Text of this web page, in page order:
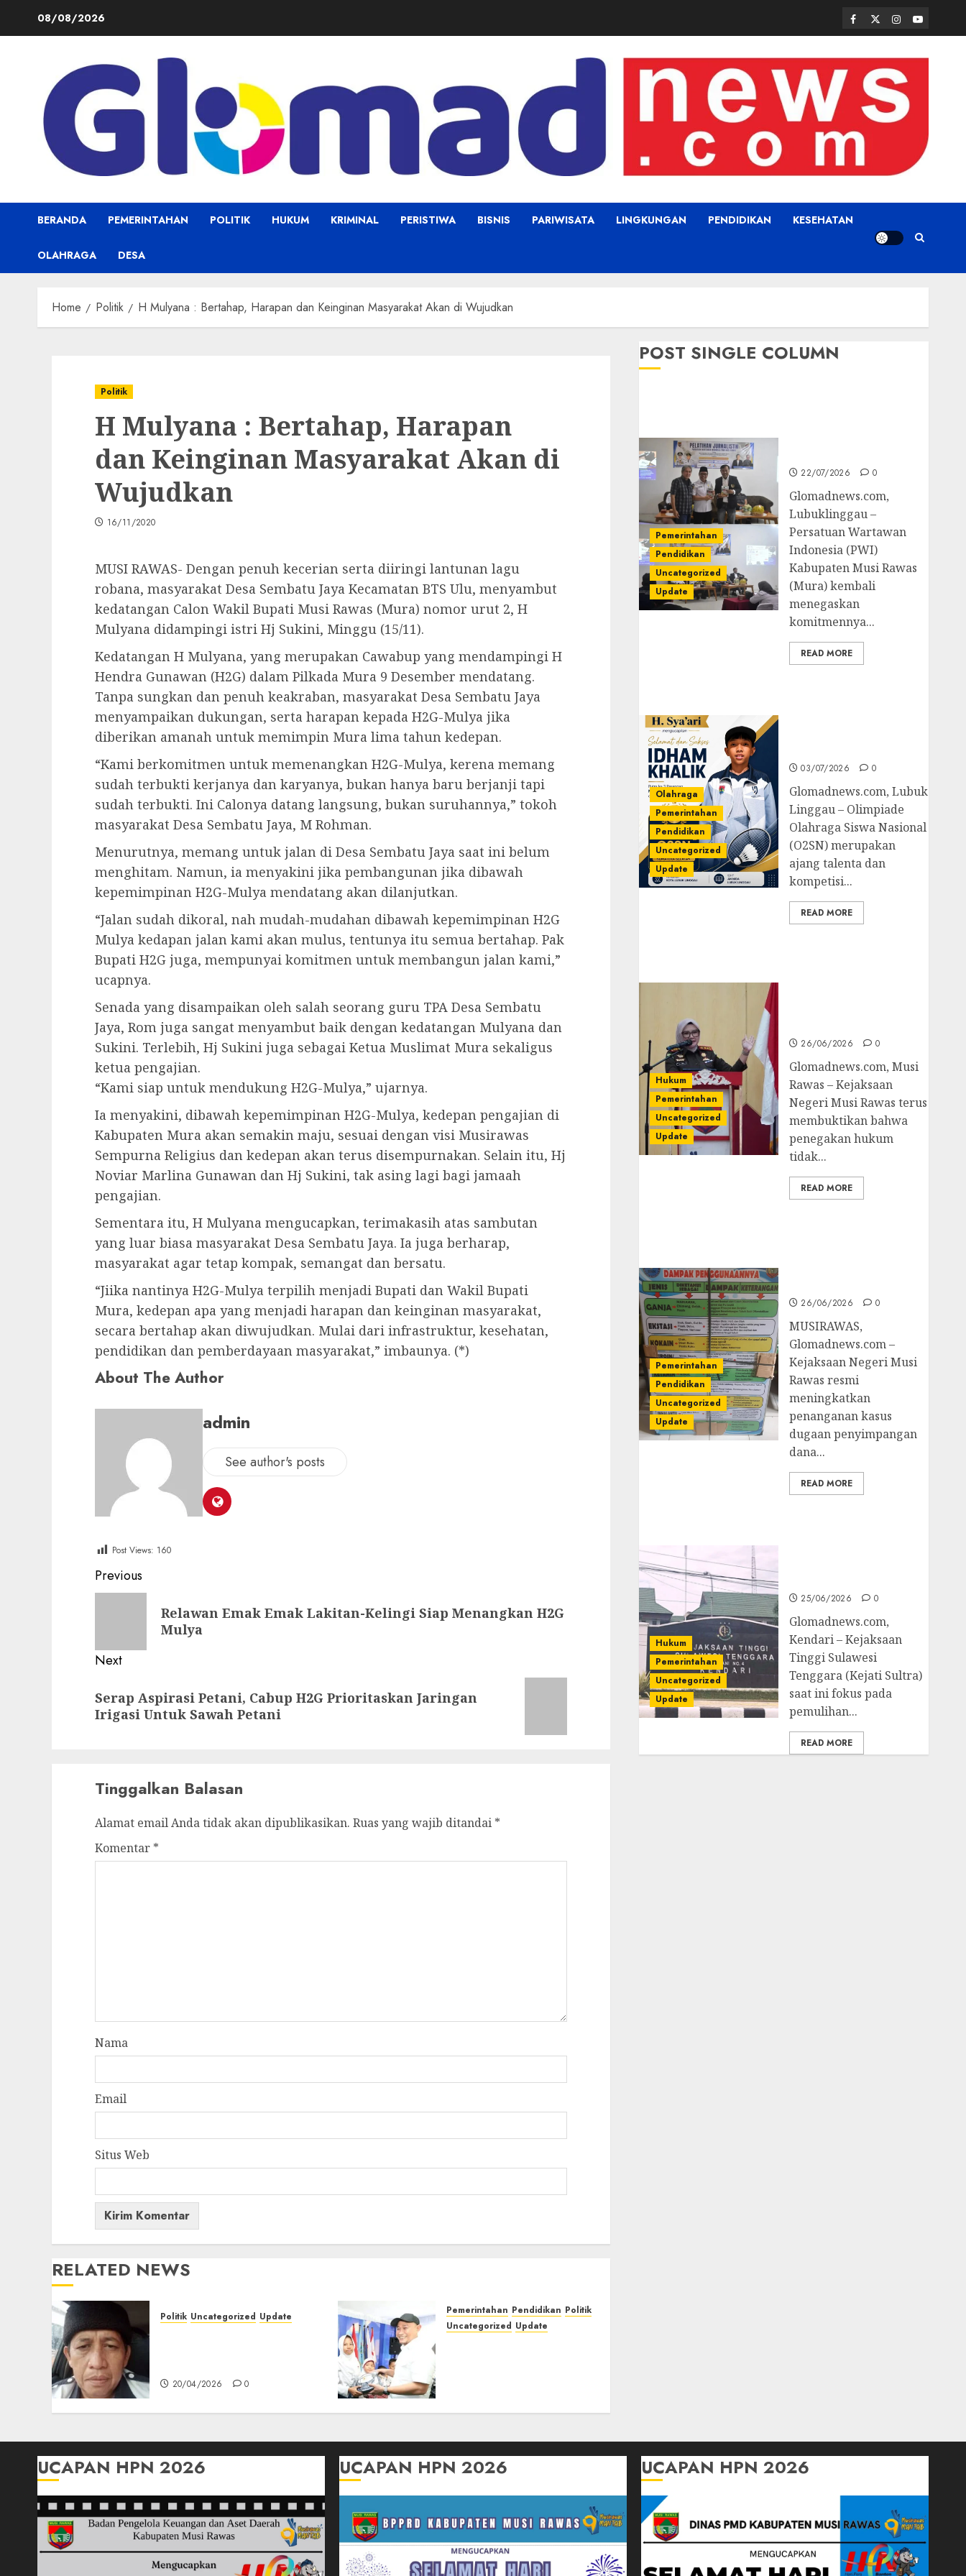
08/08/2026 Facebook
TwitterInstagram
Youtube
BERANDA PEMERINTAHAN POLITIK HUKUM KRIMINAL PERISTIWA BISNIS PARIWISATA LINGKUNGAN PENDIDIKAN KESEHATAN
OLAHRAGA DESA
Home Politik H Mulyana : Bertahap, Harapan dan Keinginan Masyarakat Akan di Wujudkan
Politik
H Mulyana : Bertahap, Harapan
dan Keinginan Masyarakat Akan di
Wujudkan
16/11/2020
MUSI RAWAS- Dengan penuh kecerian serta diiringi lantunan lagu
robana, masyarakat Desa Sembatu Jaya Kecamatan BTS Ulu, menyambut
kedatangan Calon Wakil Bupati Musi Rawas (Mura) nomor urut 2, H
Mulyana didampingi istri Hj Sukini, Minggu (15/11).
Kedatangan H Mulyana, yang merupakan Cawabup yang mendampingi H
Hendra Gunawan (H2G) dalam Pilkada Mura 9 Desember mendatang.
Tanpa sungkan dan penuh keakraban, masyarakat Desa Sembatu Jaya
menyampaikan dukungan, serta harapan kepada H2G-Mulya jika
diberikan amanah untuk memimpin Mura lima tahun kedepan.
“Kami berkomitmen untuk memenangkan H2G-Mulya, kerena memang
sudah terbukti kerjanya dan karyanya, bukan hanya baru berjanji tapi
sudah terbukti. Ini Calonya datang langsung, bukan suruhannya,” tokoh
masyarakat Desa Sembatu Jaya, M Rohman.
Menurutnya, memang untuk jalan di Desa Sembatu Jaya saat ini belum
menghitam. Namun, ia menyakini jika pembangunan jika dibawah
kepemimpinan H2G-Mulya mendatang akan dilanjutkan.
“Jalan sudah dikoral, nah mudah-mudahan dibawah kepemimpinan H2G
Mulya kedapan jalan kami akan mulus, tentunya itu semua bertahap. Pak
Bupati H2G juga, mempunyai komitmen untuk membangun jalan kami,”
ucapnya.
Senada yang disampaikan oleh salah seorang guru TPA Desa Sembatu
Jaya, Rom juga sangat menyambut baik dengan kedatangan Mulyana dan
Sukini. Terlebih, Hj Sukini juga sebagai Ketua Muslimat Mura sekaligus
ketua pengajian.
“Kami siap untuk mendukung H2G-Mulya,” ujarnya.
Ia menyakini, dibawah kepemimpinan H2G-Mulya, kedepan pengajian di
Kabupaten Mura akan semakin maju, sesuai dengan visi Musirawas
Sempurna Religius dan kedepan akan terus disempurnakan. Selain itu, Hj
Noviar Marlina Gunawan dan Hj Sukini, tak asing lagi bagi jamaah
pengajian.
Sementara itu, H Mulyana mengucapkan, terimakasih atas sambutan
yang luar biasa masyarakat Desa Sembatu Jaya. Ia juga berharap,
masyarakat agar tetap kompak, semangat dan bersatu.
“Jiika nantinya H2G-Mulya terpilih menjadi Bupati dan Wakil Bupati
Mura, kedepan apa yang menjadi harapan dan keinginan masyarakat,
secara bertahap akan diwujudkan. Mulai dari infrastruktur, kesehatan,
pendidikan dan pemberdayaan masyarakat,” imbaunya. (*)
About The Author
admin
See author's posts
Post Views: 160
Post
navigation
Previous
Relawan Emak Emak Lakitan-Kelingi Siap Menangkan H2G
Mulya
Next
post:
Serap Aspirasi Petani, Cabup H2G Prioritaskan Jaringan
Irigasi Untuk Sawah Petani
Tinggalkan Balasan
Alamat email Anda tidak akan dipublikasikan. Ruas yang wajib ditandai *
Komentar *
Nama
Email
Situs Web
RELATED NEWS
Politik Uncategorized Update
20/04/2026 0
Pemerintahan Pendidikan Politik
Uncategorized Update
POST SINGLE COLUMN
Pemerintahan
Pendidikan
Uncategorized
Update
22/07/2026 0
Glomadnews.com,
Lubuklinggau –
Persatuan Wartawan
Indonesia (PWI)
Kabupaten Musi Rawas
(Mura) kembali
menegaskan
komitmennya...
READ MORE
Olahraga
Pemerintahan
Pendidikan
Uncategorized
Update
03/07/2026 0
Glomadnews.com, Lubuk
Linggau – Olimpiade
Olahraga Siswa Nasional
(O2SN) merupakan
ajang talenta dan
kompetisi...
READ MORE
Hukum
Pemerintahan
Uncategorized
Update
26/06/2026 0
Glomadnews.com, Musi
Rawas – Kejaksaan
Negeri Musi Rawas terus
membuktikan bahwa
penegakan hukum
tidak...
READ MORE
Pemerintahan
Pendidikan
Uncategorized
Update
26/06/2026 0
MUSIRAWAS,
Glomadnews.com –
Kejaksaan Negeri Musi
Rawas resmi
meningkatkan
penanganan kasus
dugaan penyimpangan
dana...
READ MORE
Hukum
Pemerintahan
Uncategorized
Update
25/06/2026 0
Glomadnews.com,
Kendari – Kejaksaan
Tinggi Sulawesi
Tenggara (Kejati Sultra)
saat ini fokus pada
pemulihan...
READ MORE
UCAPAN HPN 2026 UCAPAN HPN 2026 UCAPAN HPN 2026